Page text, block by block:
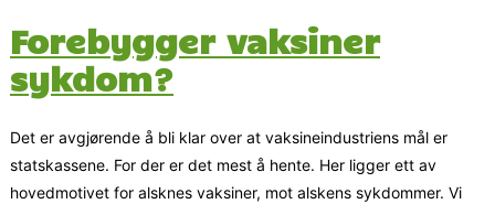
Forebygger vaksiner
sykdom?
Det er avgjørende å bli klar over at vaksineindustriens mål er
statskassene. For der er det mest å hente. Her ligger ett av
hovedmotivet for alsknes vaksiner, mot alskens sykdommer. Vi